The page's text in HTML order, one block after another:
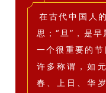
在古代中国人
思；“旦”，是早
一个很重要的
许多称谓，如
春、上日、华